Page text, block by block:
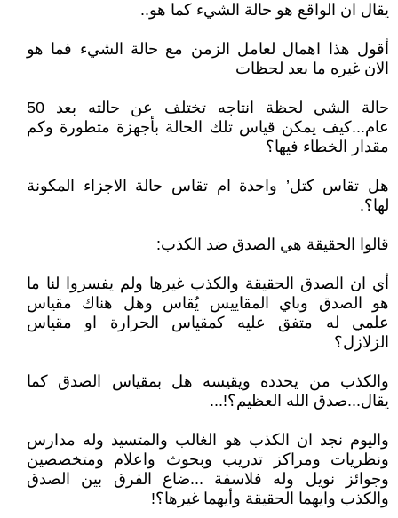
يقال ان الواقع هو حالة الشيء كما هو..
أقول هذا اهمال لعامل الزمن مع حالة الشيء فما هو
الان غيره ما بعد لحظات
حالة الشي لحظة انتاجه تختلف عن حالته بعد 50
عام...كيف يمكن قياس تلك الحالة بأجهزة متطورة وكم
مقدار الخطاء فيها؟
هل تقاس كتل’ واحدة ام تقاس حالة الاجزاء المكونة
لها؟.
قالوا الحقيقة هي الصدق ضد الكذب:
أي ان الصدق الحقيقة والكذب غيرها ولم يفسروا لنا ما
هو الصدق وباي المقاييس يُقاس وهل هناك مقياس
علمي له متفق عليه كمقياس الحرارة او مقياس
الزلازل؟
والكذب من يحدده ويقيسه هل بمقياس الصدق كما
يقال...صدق الله العظيم؟!...
واليوم نجد ان الكذب هو الغالب والمتسيد وله مدارس
ونظريات ومراكز تدريب وبحوث واعلام ومتخصصين
وجوائز نويل وله فلاسفة ...ضاع الفرق بين الصدق
والكذب وايهما الحقيقة وأيهما غيرها؟!